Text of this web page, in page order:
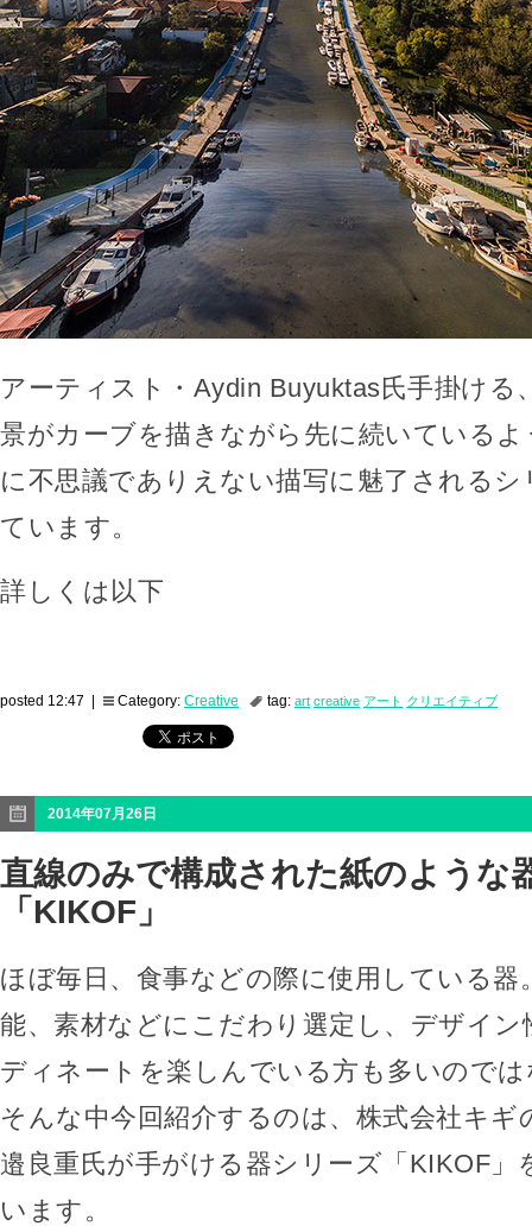
アーティスト・Aydin Buyuktas氏手掛ける
景がカーブを描きながら先に続いている
に不思議でありえない描写に魅了される
ています。
詳しくは以下
posted 12:47 | Category: Creative tag: art creative アート クリエイティブ
2014年07月26日
直線のみで構成された紙のような
「KIKOF」
ほぼ毎日、食事などの際に使用している器
能、素材などにこだわり選定し、デザイ
ディネートを楽しんでいる方も多いので
そんな中今回紹介するのは、株式会社キギ
邉良重氏が手がける器シリーズ「KIKOF」
います。